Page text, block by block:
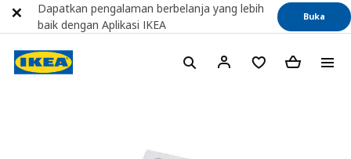
Dapatkan pengalaman berbelanja yang lebih
baik dengan Aplikasi IKEA
Buka